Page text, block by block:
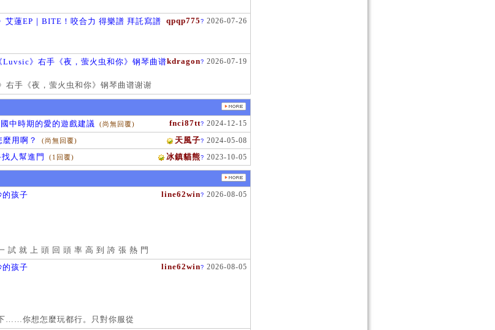
qpqp775 ? 2026-07-26
艾蓮EP｜BITE！咬合力 得樂譜 拜託寫譜
kdragon? 2026-07-19
Luvsic》右手《夜，萤火虫和你》钢琴曲谱
右手《夜，萤火虫和你》钢琴曲谱谢谢
fnci87tt? 2024-12-15
中時期的愛的遊戲建議 (尚無回覆)
天風子? 2024-05-08
麼用啊？ (尚無回覆)
冰鎮貓熊? 2023-10-05
找人幫進門 (1回覆)
line62win? 2026-08-05
的孩子
試 就 上 頭 回 頭 率 高 到 誇 張 熱 門
line62win? 2026-08-05
的孩子
……你想怎麼玩都行。只對你服從